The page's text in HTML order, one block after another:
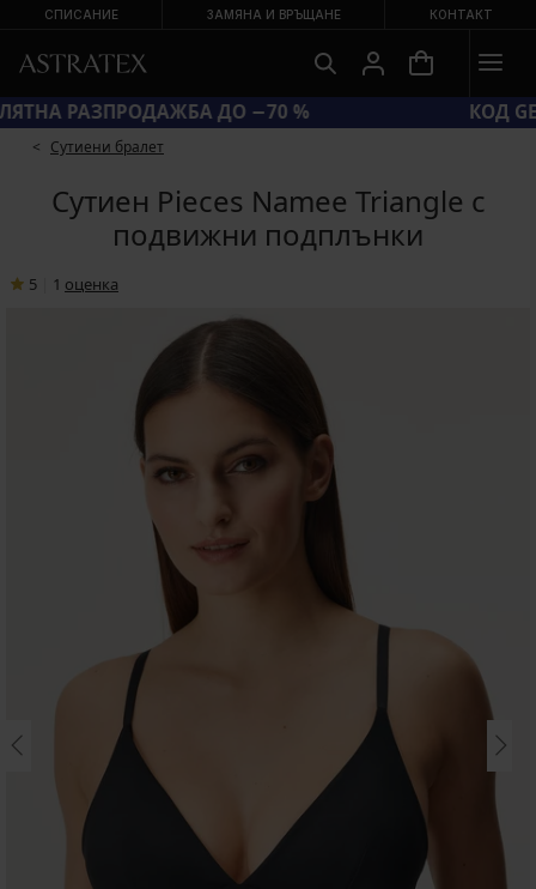
СПИСАНИЕ ЗАМЯНА И ВРЪЩАНЕ КОНТАКТ
ГОЛЯМА ЛЯТНА РАЗПРОДАЖБА ДО −70 %
Сутиени бралет
Сутиен Pieces Namee Triangle с
подвижни подплънки
5 1 oценка